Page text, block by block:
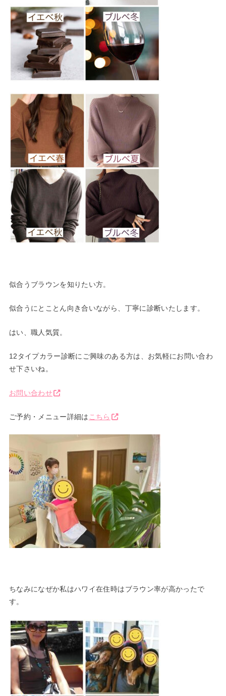
似合うブラウンを知りたい方。
似合うにとことん向き合いながら、丁寧に診断いたします。
はい、職人気質。
12タイプカラー診断にご興味のある方は、お気軽にお問い合わ
せ下さいね。
お問い合わせ
ご予約・メニュー詳細は こちら
ちなみになぜか私はハワイ在住時はブラウン率が高かったで
す。